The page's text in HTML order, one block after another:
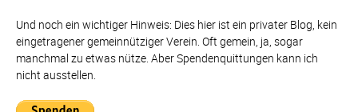
Und noch ein wichtiger Hinweis: Dies hier ist ein privater Blog, kein
eingetragener gemeinnütziger Verein. Oft gemein, ja, sogar
manchmal zu etwas nütze. Aber Spendenquittungen kann ich
nicht ausstellen.